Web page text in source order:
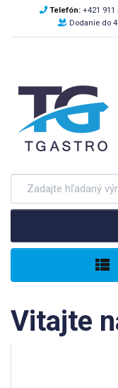
Telefón: +421 911
Dodanie do
Vitajte